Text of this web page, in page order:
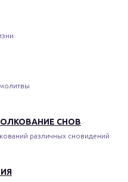
СНОВ
различных сновидений